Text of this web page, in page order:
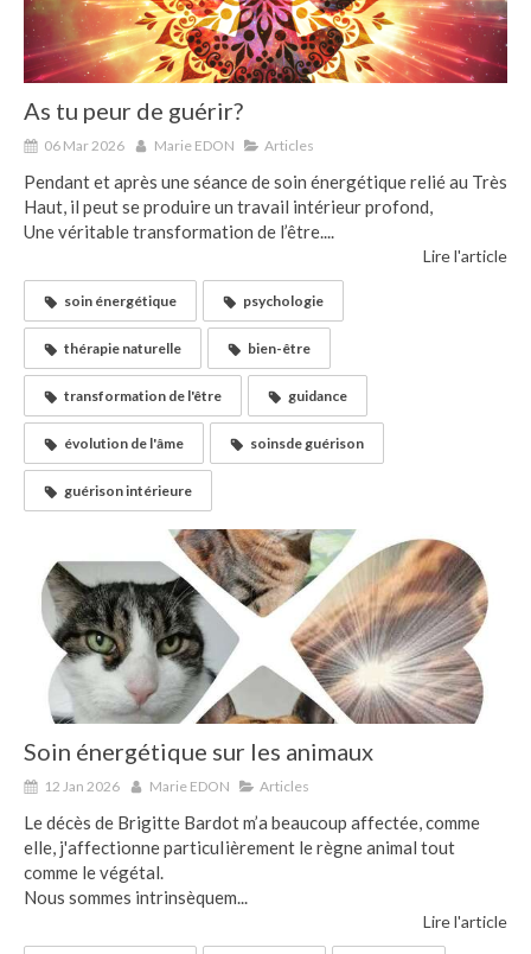
As tu peur de guérir?
06 Mar 2026 Marie EDON Articles
Pendant et après une séance de soin énergétique relié au Très
Haut, il peut se produire un travail intérieur profond,
Une véritable transformation de l’être....
Lire l'article
soin énergétique psychologie
thérapie naturelle bien-être
transformation de l'être guidance
évolution de l'âme soinsde guérison
guérison intérieure
Soin énergétique sur les animaux
12 Jan 2026 Marie EDON Articles
Le décès de Brigitte Bardot m’a beaucoup affectée, comme
elle, j'affectionne particuIièrement le règne animal tout
comme le végétal.
Nous sommes intrinsèquem...
Lire l'article